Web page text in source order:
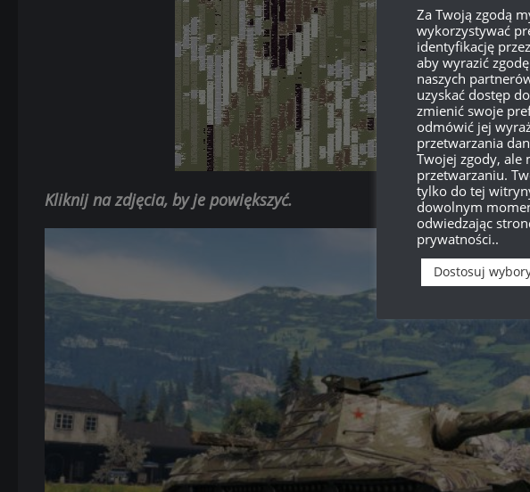
Kliknij na zdjęcia, by je powiększyć.
Za Twoją zgodą
wykorzystywać
identyfikację
aby wyrazić
naszych
uzyskać dostęp
zmienić swoje
odmówić jej
przetwarzania
Twojej zgody, ale
przetwarzaniu.
tylko do tej
dowolnym
odwiedzając
prywatności..
Dostosuj